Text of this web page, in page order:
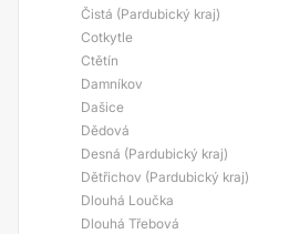
Čistá (Pardubický kraj)
Cotkytle
Ctětín
Damníkov
Dašice
Dědová
Desná (Pardubický kraj)
Dětřichov (Pardubický kraj)
Dlouhá Loučka
Dlouhá Třebová